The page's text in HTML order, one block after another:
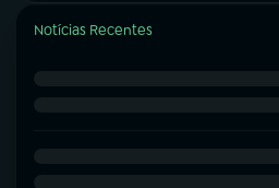
Notícias Recentes